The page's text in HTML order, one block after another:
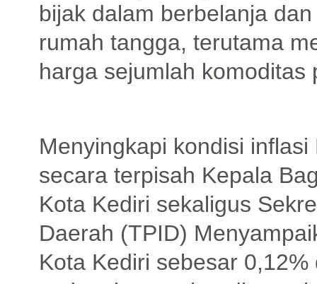
bijak dalam berbelanja
rumah tangga, terutama
harga sejumlah komoditas
Menyingkapi kondisi
secara terpisah Kepala
Kota Kediri sekaligus
Daerah (TPID)
Kota Kediri sebesar